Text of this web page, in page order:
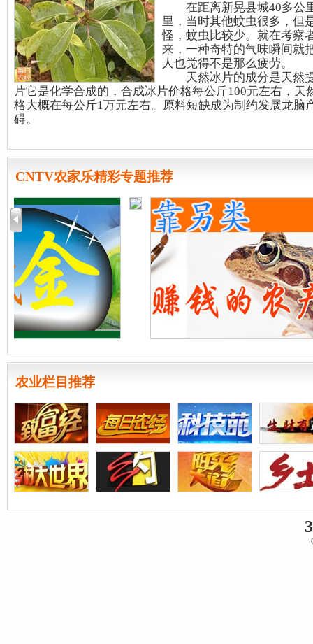
在距离新晃县城40多公
里，当时其他蚊虫很多，但
怪，蚊虫比较少。就在考察
来，一种奇特的气味瞬间就
人也觉得不是那么疲劳。
天然冰片的成分是天然
片它是化学合成的，合成冰片价格每公斤100元左右，天
格大概在每公斤1万元左右。原料短缺成为制约发展龙脑
碍。
CNTV农家乐精彩专题推荐
农业栏目推荐